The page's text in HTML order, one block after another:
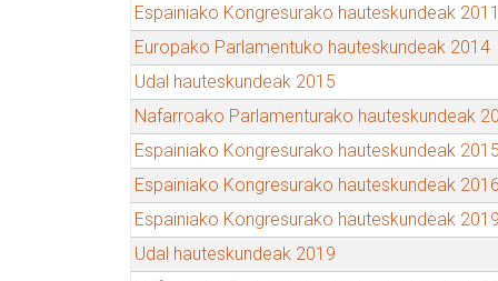
Espainiako Kongresurako hauteskundeak 2011
Europako Parlamentuko hauteskundeak 2014
Udal hauteskundeak 2015
Nafarroako Parlamenturako hauteskundeak
Espainiako Kongresurako hauteskundeak 2015
Espainiako Kongresurako hauteskundeak 2016
Espainiako Kongresurako hauteskundeak 2019
Udal hauteskundeak 2019